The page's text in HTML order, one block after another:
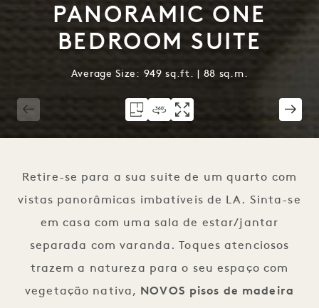
PANORAMIC ONE
BEDROOM SUITE
Average Size: 949 sq.ft. | 88 sq.m.
Retire-se para a sua suite de um quarto com
vistas panorâmicas imbatíveis de LA. Sinta-se
em casa com uma sala de estar/jantar
separada com varanda. Toques atenciosos
trazem a natureza para o seu espaço com
vegetação nativa,
NOVOS pisos de madeira